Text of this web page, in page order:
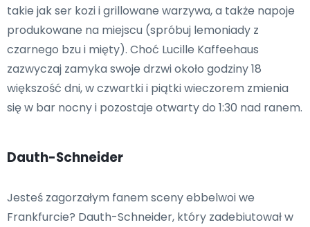
takie jak ser kozi i grillowane warzywa, a także napoje
produkowane na miejscu (spróbuj lemoniady z
czarnego bzu i mięty). Choć Lucille Kaffeehaus
zazwyczaj zamyka swoje drzwi około godziny 18
większość dni, w czwartki i piątki wieczorem zmienia
się w bar nocny i pozostaje otwarty do 1:30 nad ranem.
Dauth-Schneider
Jesteś zagorzałym fanem sceny ebbelwoi we
Frankfurcie? Dauth-Schneider, który zadebiutował w